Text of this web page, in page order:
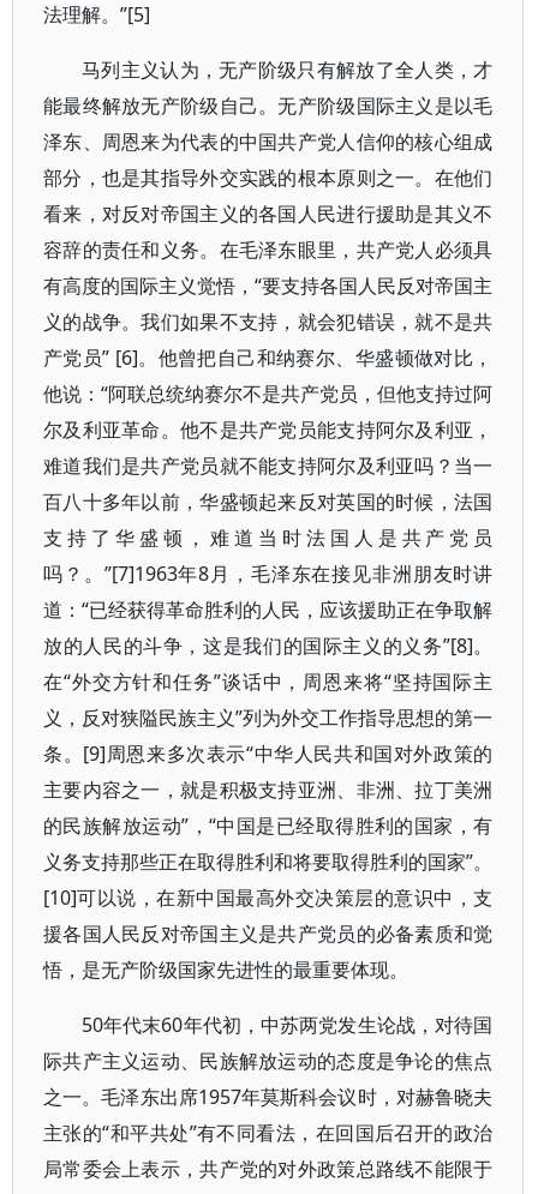
法理解。”[5]
马列主义认为，无产阶级只有解放了全人类，才
能最终解放无产阶级自己。无产阶级国际主义是以毛
泽东、周恩来为代表的中国共产党人信仰的核心组成
部分，也是其指导外交实践的根本原则之一。在他们
看来，对反对帝国主义的各国人民进行援助是其义不
容辞的责任和义务。在毛泽东眼里，共产党人必须具
有高度的国际主义觉悟，“要支持各国人民反对帝国主
义的战争。我们如果不支持，就会犯错误，就不是共
产党员” [6]。他曾把自己和纳赛尔、华盛顿做对比，
他说：“阿联总统纳赛尔不是共产党员，但他支持过阿
尔及利亚革命。他不是共产党员能支持阿尔及利亚，
难道我们是共产党员就不能支持阿尔及利亚吗？当一
百八十多年以前，华盛顿起来反对英国的时候，法国
支持了华盛顿，难道当时法国人是共产党员
吗？。”[7]1963年8月，毛泽东在接见非洲朋友时讲
道：“已经获得革命胜利的人民，应该援助正在争取解
放的人民的斗争，这是我们的国际主义的义务”[8]。
在“外交方针和任务”谈话中，周恩来将“坚持国际主
义，反对狭隘民族主义”列为外交工作指导思想的第一
条。[9]周恩来多次表示“中华人民共和国对外政策的
主要内容之一，就是积极支持亚洲、非洲、拉丁美洲
的民族解放运动”，“中国是已经取得胜利的国家，有
义务支持那些正在取得胜利和将要取得胜利的国家”。
[10]可以说，在新中国最高外交决策层的意识中，支
援各国人民反对帝国主义是共产党员的必备素质和觉
悟，是无产阶级国家先进性的最重要体现。
50年代末60年代初，中苏两党发生论战，对待国
际共产主义运动、民族解放运动的态度是争论的焦点
之一。毛泽东出席1957年莫斯科会议时，对赫鲁晓夫
主张的“和平共处”有不同看法，在回国后召开的政治
局常委会上表示，共产党的对外政策总路线不能限于